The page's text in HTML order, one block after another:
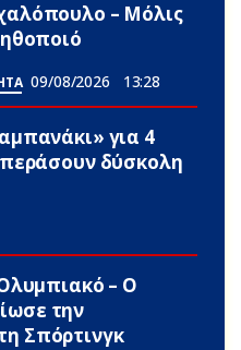
– Μόλις
09/08/2026 13:28
για 4
δύσκολη
– Ο
την
Σπόρτινγκ